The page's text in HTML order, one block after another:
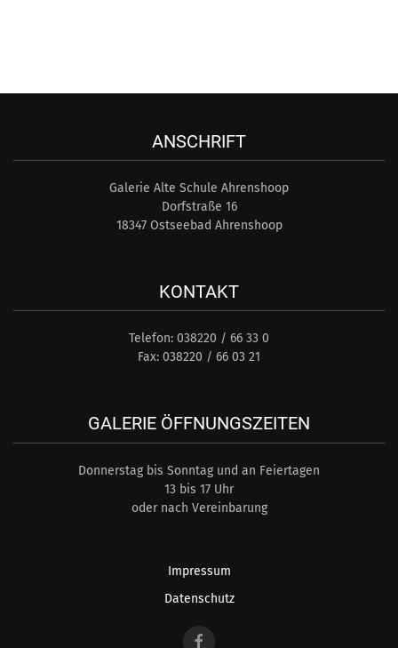
ANSCHRIFT
Galerie Alte Schule Ahrenshoop
Dorfstraße 16
18347 Ostseebad Ahrenshoop
KONTAKT
Telefon: 038220 / 66 33 0
Fax: 038220 / 66 03 21
GALERIE ÖFFNUNGSZEITEN
Donnerstag bis Sonntag und an Feiertagen
13 bis 17 Uhr
oder nach Vereinbarung
Impressum
Datenschutz